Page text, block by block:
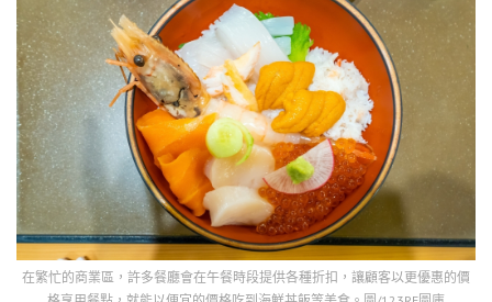
在繁忙的商業區，許多餐廳會在午餐時段提供各種折扣，讓顧客以更優惠的價